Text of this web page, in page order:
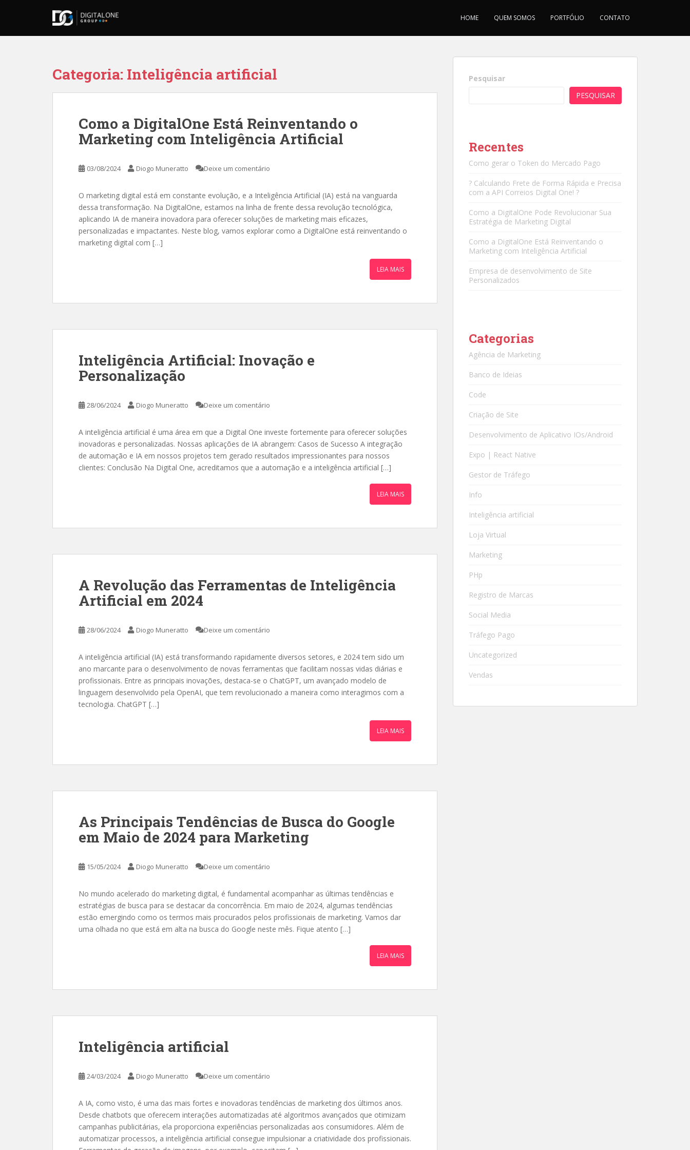
HOME QUEM SOMOS PORTFÓLIO CONTATO
Categoria: Inteligência artificial
Como a DigitalOne Está Reinventando o
Marketing com Inteligência Artificial
03/08/2024 Diogo Muneratto Deixe um comentário
O marketing digital está em constante evolução, e a Inteligência Artificial (IA) está na vanguarda
dessa transformação. Na DigitalOne, estamos na linha de frente dessa revolução tecnológica,
aplicando IA de maneira inovadora para oferecer soluções de marketing mais eficazes,
personalizadas e impactantes. Neste blog, vamos explorar como a DigitalOne está reinventando o
marketing digital com […]
LEIA MAIS
Inteligência Artificial: Inovação e
Personalização
28/06/2024 Diogo Muneratto Deixe um comentário
A inteligência artificial é uma área em que a Digital One investe fortemente para oferecer soluções
inovadoras e personalizadas. Nossas aplicações de IA abrangem: Casos de Sucesso A integração
de automação e IA em nossos projetos tem gerado resultados impressionantes para nossos
clientes: Conclusão Na Digital One, acreditamos que a automação e a inteligência artificial […]
LEIA MAIS
A Revolução das Ferramentas de Inteligência
Artificial em 2024
28/06/2024 Diogo Muneratto Deixe um comentário
A inteligência artificial (IA) está transformando rapidamente diversos setores, e 2024 tem sido um
ano marcante para o desenvolvimento de novas ferramentas que facilitam nossas vidas diárias e
profissionais. Entre as principais inovações, destaca-se o ChatGPT, um avançado modelo de
linguagem desenvolvido pela OpenAI, que tem revolucionado a maneira como interagimos com a
tecnologia. ChatGPT […]
LEIA MAIS
As Principais Tendências de Busca do Google
em Maio de 2024 para Marketing
15/05/2024 Diogo Muneratto Deixe um comentário
No mundo acelerado do marketing digital, é fundamental acompanhar as últimas tendências e
estratégias de busca para se destacar da concorrência. Em maio de 2024, algumas tendências
estão emergindo como os termos mais procurados pelos profissionais de marketing. Vamos dar
uma olhada no que está em alta na busca do Google neste mês. Fique atento […]
LEIA MAIS
Inteligência artificial
24/03/2024 Diogo Muneratto Deixe um comentário
A IA, como visto, é uma das mais fortes e inovadoras tendências de marketing dos últimos anos.
Desde chatbots que oferecem interações automatizadas até algoritmos avançados que otimizam
campanhas publicitárias, ela proporciona experiências personalizadas aos consumidores. Além de
automatizar processos, a inteligência artificial consegue impulsionar a criatividade dos profissionais.
Pesquisar
PESQUISAR
Recentes
Como gerar o Token do Mercado Pago
? Calculando Frete de Forma Rápida e Precisa
com a API Correios Digital One! ?
Como a DigitalOne Pode Revolucionar Sua
Estratégia de Marketing Digital
Como a DigitalOne Está Reinventando o
Marketing com Inteligência Artificial
Empresa de desenvolvimento de Site
Personalizados
Categorias
Agência de Marketing
Banco de Ideias
Code
Criação de Site
Desenvolvimento de Aplicativo IOs/Android
Expo | React Native
Gestor de Tráfego
Info
Inteligência artificial
Loja Virtual
Marketing
PHp
Registro de Marcas
Social Media
Tráfego Pago
Uncategorized
Vendas